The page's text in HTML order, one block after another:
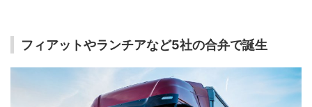
フィアットやランチアなど5社の合弁で誕生